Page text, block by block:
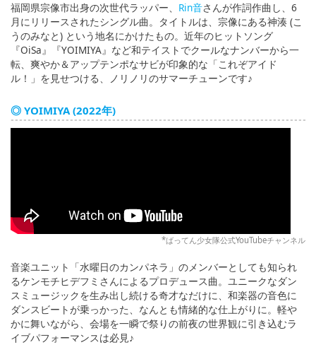
福岡県宗像市出身の次世代ラッパー、 Rin音さんが作詞作曲し、6
月にリリースされたシングル曲。タイトルは、宗像にある神湊 (こ
うのみなと) という地名にかけたもの。近年のヒットソング
『OiSa』『YOIMIYA』など和テイストでクールなナンバーから一
転、爽やか＆アップテンポなサビが印象的な「これぞアイド
ル！」を見せつける、ノリノリのサマーチューンです♪
◎ YOIMIYA (2022年)
*ばってん少女隊公式YouTubeチャンネル
音楽ユニット「水曜日のカンパネラ」のメンバーとしても知られ
るケンモチヒデフミさんによるプロデュース曲。ユニークなダン
スミュージックを生み出し続ける奇才なだけに、和楽器の音色に
ダンスビートが乗っかった、なんとも情緒的な仕上がりに。軽や
かに舞いながら、会場を一瞬で祭りの前夜の世界観に引き込むラ
イブパフォーマンスは必見♪